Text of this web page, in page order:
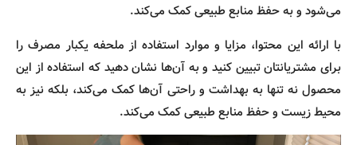
می‌شود و به حفظ منابع طبیعی کمک می‌کند.
با ارائه این محتوا، مزایا و موارد استفاده از ملحفه یکبار مصرف را
برای مشتریانتان تبیین کنید و به آن‌ها نشان دهید که استفاده از این
محصول نه تنها به بهداشت و راحتی آن‌ها کمک می‌کند، بلکه نیز به
محیط زیست و حفظ منابع طبیعی کمک می‌کند.